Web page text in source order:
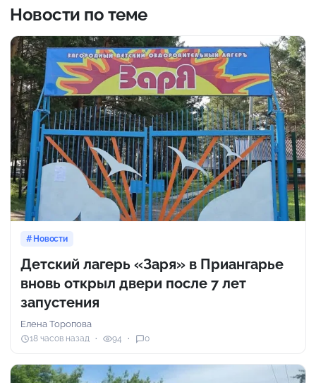
Новости по теме
Новости
Детский лагерь «Заря» в Приангарье
вновь открыл двери после 7 лет
запустения
Елена Торопова
18 часов назад 94 0